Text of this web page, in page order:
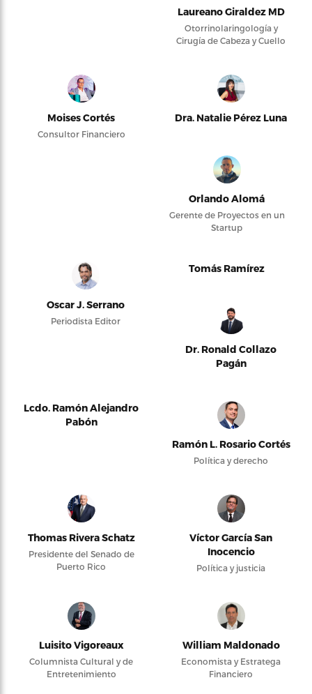
Laureano Giraldez MD
Otorrinolaringología y
Cirugía de Cabeza y Cuello
Moises Cortés
Consultor Financiero
Dra. Natalie Pérez Luna
Orlando Alomá
Gerente de Proyectos en un
Startup
Oscar J. Serrano
Periodista Editor
Tomás Ramírez
Dr. Ronald Collazo
Pagán
Lcdo. Ramón Alejandro
Pabón
Ramón L. Rosario Cortés
Política y derecho
Thomas Rivera Schatz
Presidente del Senado de
Puerto Rico
Víctor García San
Inocencio
Política y justicia
Luisito Vigoreaux
Columnista Cultural y de
Entretenimiento
William Maldonado
Economista y Estratega
Financiero